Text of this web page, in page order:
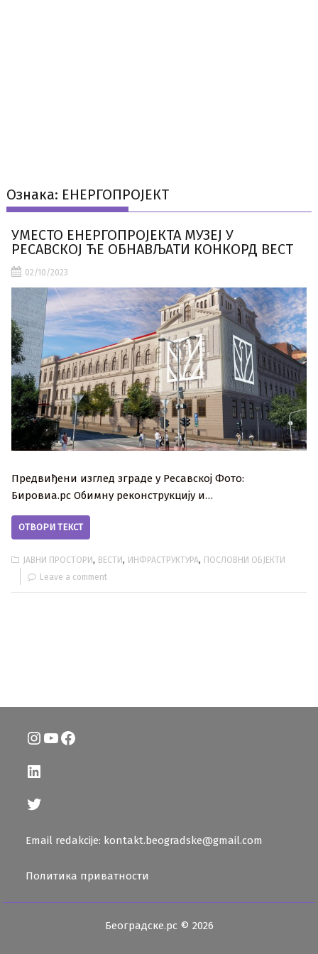
Ознака: ЕНЕРГОПРОЈЕКТ
УМЕСТО ЕНЕРГОПРОЈЕКТА МУЗЕЈ У
РЕСАВСКОЈ ЋЕ ОБНАВЉАТИ КОНКОРД ВЕСТ
02/10/2023
Предвиђени изглед зграде у Ресавској Фото:
Бировиа.рс Обимну реконструкцију и…
ОТВОРИ ТЕКСТ
ЈАВНИ ПРОСТОРИ, ВЕСТИ, ИНФРАСТРУКТУРА, ПОСЛОВНИ ОБЈЕКТИ
Leave a comment
Instagram
YouTube
Facebook
LinkedIn
Twitter
Email redakcije: kontakt.beogradske@gmail.com
Политика приватности
Београдске.рс © 2026